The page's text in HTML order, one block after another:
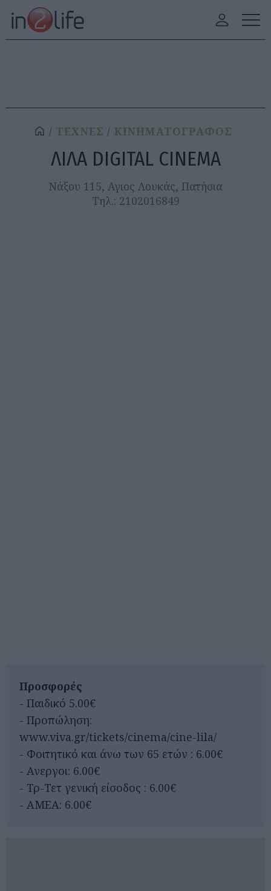
ΤΕΧΝΕΣ ΚΙΝΗΜΑΤΟΓΡΑΦΟΣ
ΛΙΛΑ DIGITAL CINEMA
Νάξου 115, Αγιος Λουκάς, Πατήσια
Τηλ.: 2102016849
Προσφορές
- Παιδικό 5.00€
- Προπώληση:
www.viva.gr/tickets/cinema/cine-lila/
- Φοιτητικό και άνω των 65 ετών : 6.00€
- Ανεργοι: 6.00€
- Τρ-Τετ γενική είσοδος : 6.00€
- ΑΜΕΑ: 6.00€